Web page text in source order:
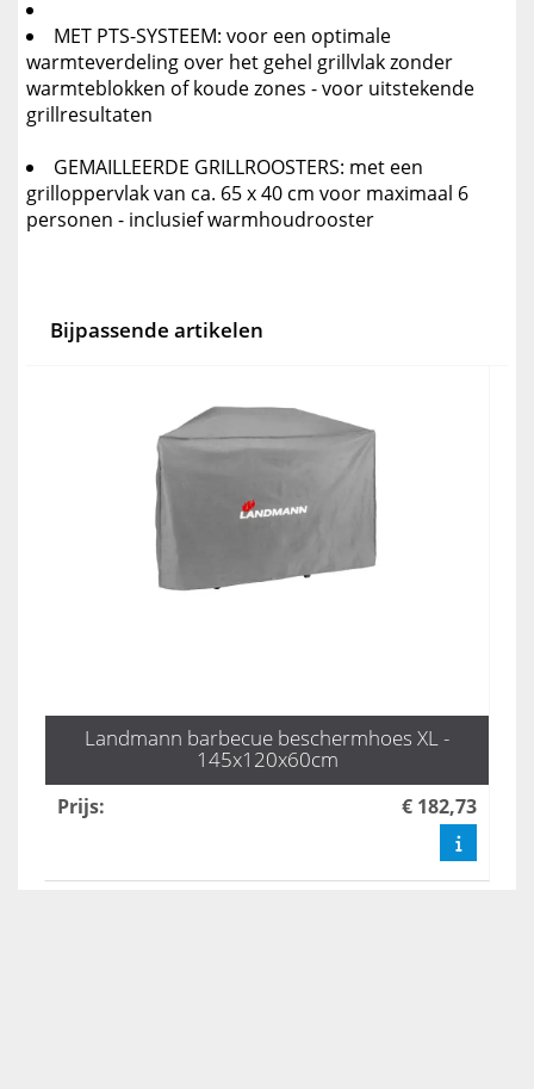
MET PTS-SYSTEEM: voor een optimale
warmteverdeling over het gehel grillvlak zonder
warmteblokken of koude zones - voor uitstekende
grillresultaten
GEMAILLEERDE GRILLROOSTERS: met een
grilloppervlak van ca. 65 x 40 cm voor maximaal 6
personen - inclusief warmhoudrooster
Bijpassende artikelen
Landmann barbecue beschermhoes XL -
145x120x60cm
Prijs: € 182,73